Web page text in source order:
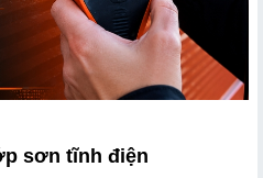
sơn tĩnh điện